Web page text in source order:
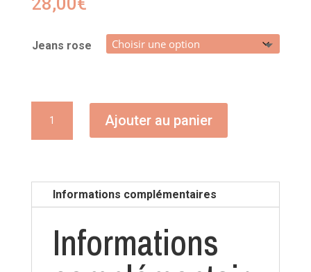
Jeans rose
Ajouter au panier
Informations complémentaires
Informations